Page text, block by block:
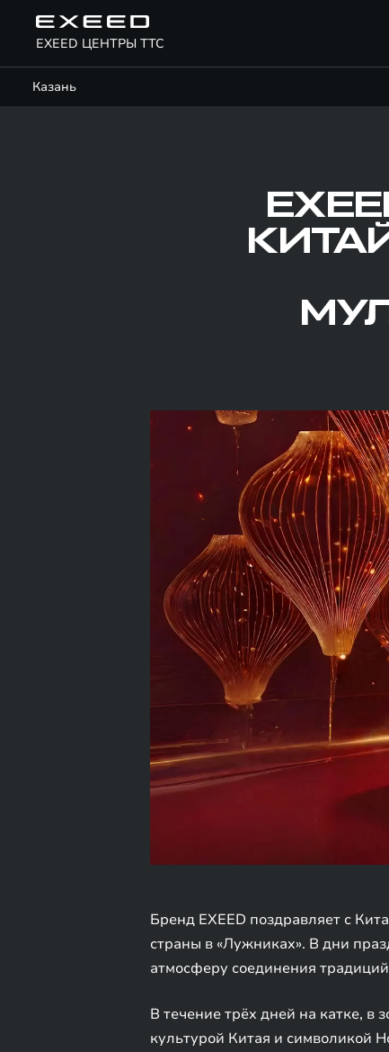
EXEED ЦЕНТРЫ ТТС
Казань
Бренд EXEED поздравляет с
страны в «Лужниках». В дни
атмосферу соединения
В течение трёх дней на катке, в
культурой Китая и символикой